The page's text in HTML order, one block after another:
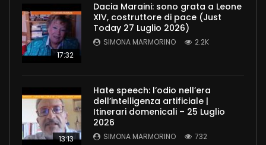
17:32
Dacia Maraini: sono grata a Leone
XIV, costruttore di pace (Just
Today 27 Luglio 2026)
SIMONA MARMORINO 2.2K
13:13
Hate speech: l’odio nell’era
dell’intelligenza artificiale |
Itinerari domenicali – 25 Luglio
2026
SIMONA MARMORINO 732